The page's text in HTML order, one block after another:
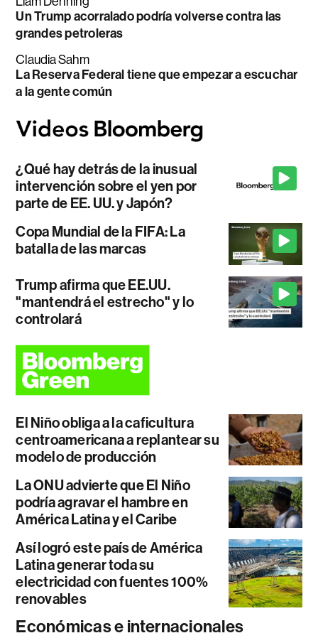
Un Trump acorralado podría volverse contra las
grandes petroleras
Claudia Sahm
La Reserva Federal tiene que empezar a escuchar
a la gente común
¿Qué hay detrás de la inusual
intervención sobre el yen por
parte de EE. UU. y Japón?
Copa Mundial de la FIFA: La
batalla de las marcas
Trump afirma que EE.UU.
"mantendrá el estrecho" y lo
controlará
El Niño obliga a la caficultura
centroamericana a replantear su
modelo de producción
La ONU advierte que El Niño
podría agravar el hambre en
América Latina y el Caribe
Así logró este país de América
Latina generar toda su
electricidad con fuentes 100%
renovables
Económicas e internacionales